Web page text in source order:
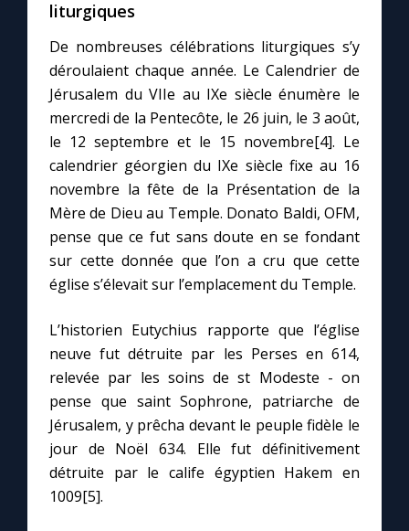
liturgiques
De nombreuses célébrations liturgiques s’y
déroulaient chaque année. Le Calendrier de
Jérusalem du VIIe au IXe siècle énumère le
mercredi de la Pentecôte, le 26 juin, le 3 août,
le 12 septembre et le 15 novembre[4]. Le
calendrier géorgien du IXe siècle fixe au 16
novembre la fête de la Présentation de la
Mère de Dieu au Temple. Donato Baldi, OFM,
pense que ce fut sans doute en se fondant
sur cette donnée que l’on a cru que cette
église s’élevait sur l’emplacement du Temple.
L’historien Eutychius rapporte que l’église
neuve fut détruite par les Perses en 614,
relevée par les soins de st Modeste - on
pense que saint Sophrone, patriarche de
Jérusalem, y prêcha devant le peuple fidèle le
jour de Noël 634. Elle fut définitivement
détruite par le calife égyptien Hakem en
1009[5].